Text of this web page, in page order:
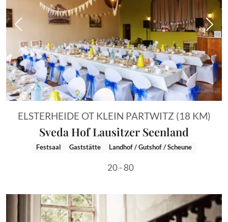
Vorheriges Bild
ELSTERHEIDE OT KLEIN PARTWITZ (18 KM)
Sveda Hof Lausitzer Seenland
Festsaal Gaststätte Landhof / Gutshof / Scheune
20 - 80